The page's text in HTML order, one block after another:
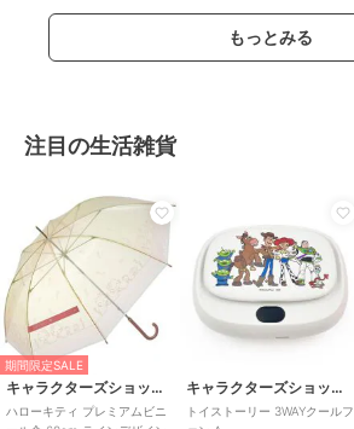
もっとみる
注目の生活雑貨
期間限定SALE
キャラクターズショップ ラフラフ
ハローキティ プレミアムビニ
キャラクターズショップ ラフラフ
トイストーリー 3WAYクールフ